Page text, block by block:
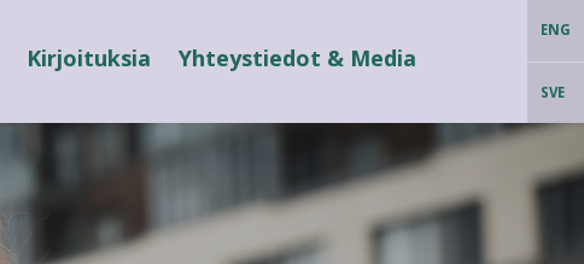
ENG
SVE
Kirjoituksia Yhteystiedot & Media